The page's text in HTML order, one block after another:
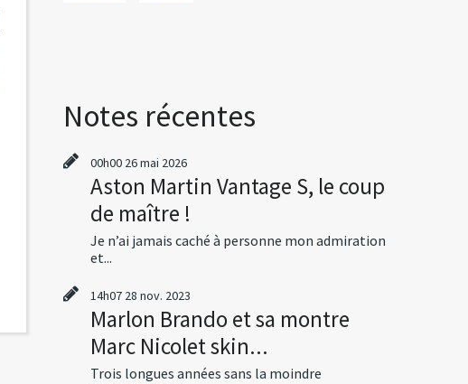
Notes récentes
00h00 26mai 2026
Aston Martin Vantage S, le coup
de maître !
Je n’ai jamais caché à personne mon admiration
et...
14h07 28 nov. 2023
Marlon Brando et sa montre
Marc Nicolet skin...
Trois longues années sans la moindre